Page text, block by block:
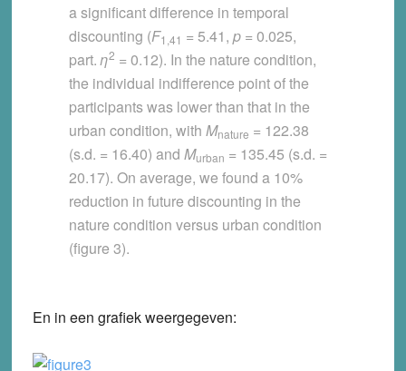
a significant difference in temporal
discounting (F1,41 = 5.41, p= 0.025,
part.η2 = 0.12). In the nature condition,
the individual indifference point of the
participants was lower than that in the
urban condition, with Mnature = 122.38
(s.d. = 16.40) and Murban = 135.45 (s.d. =
20.17). On average, we found a 10%
reduction in future discounting in the
nature condition versus urban condition
(figure 3).
En in een grafiek weergegeven: